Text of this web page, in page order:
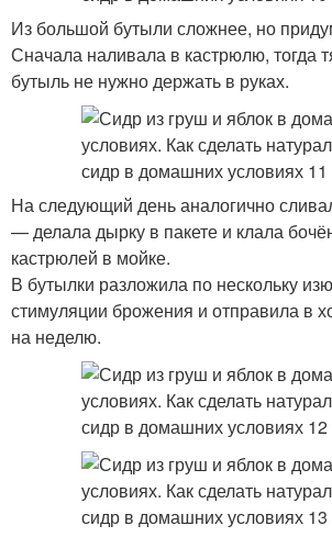
Из большой бутыли сложнее, но
Сначала наливала в кастрюлю, тогда
бутыль не нужно держать в руках.
На следующий день аналогично
— делала дырку в пакете и клала
кастрюлей в мойке.
В бутылки разложила по нескольку
стимуляции брожения и отправила в
на неделю.